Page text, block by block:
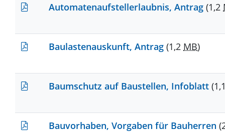
Automatenaufstellerlaubnis, Antrag (1,2
Baulastenauskunft, Antrag (1,2 MB)
Baumschutz auf Baustellen, Infoblatt
Bauvorhaben, Vorgaben für Bauherren